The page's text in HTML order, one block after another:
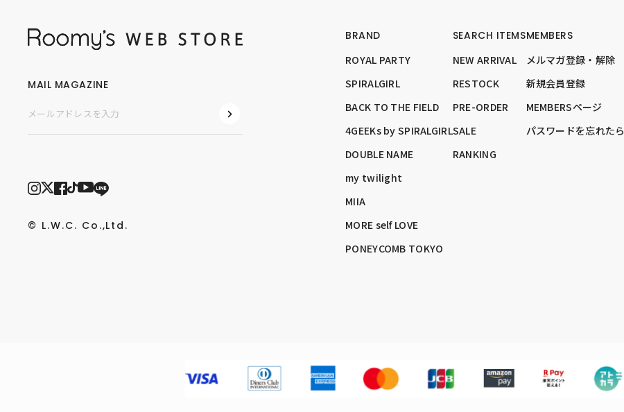
BRAND
ROYAL PARTY
SPIRALGIRL
BACK TO THE FIELD
4GEEKs by SPIRALGIRL
DOUBLE NAME
my twilight
MIIA
MORE self LOVE
PONEYCOMB TOKYO
SEARCH ITEMS
NEW ARRIVAL
RESTOCK
PRE-ORDER
SALE
RANKING
MEMBERS
メルマガ登録・解除
新規会員登録
MEMBERSページ
パスワードを忘れたら
MAIL MAGAZINE
© L.W.C. Co.,Ltd.